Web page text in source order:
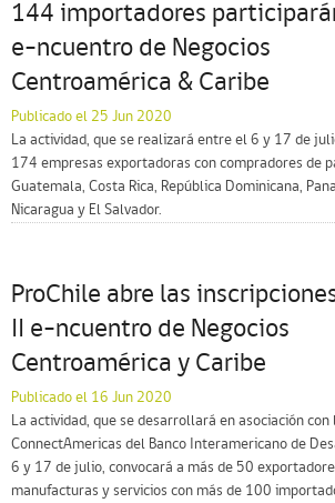
144 importadores
e-ncuentro de Negocios
Centroamérica & Caribe
Publicado el 25 Jun 2020
La actividad, que se realizará entre el 6 y 17 de
174 empresas exportadoras con compradores de
Guatemala, Costa Rica, República Dominicana,
Nicaragua y El Salvador.
ProChile abre las
II e-ncuentro de Negocios
Centroamérica y Caribe
Publicado el 16 Jun 2020
La actividad, que se desarrollará en asociación
ConnectAmericas del Banco Interamericano de
6 y 17 de julio, convocará a más de 50
manufacturas y servicios con más de 100